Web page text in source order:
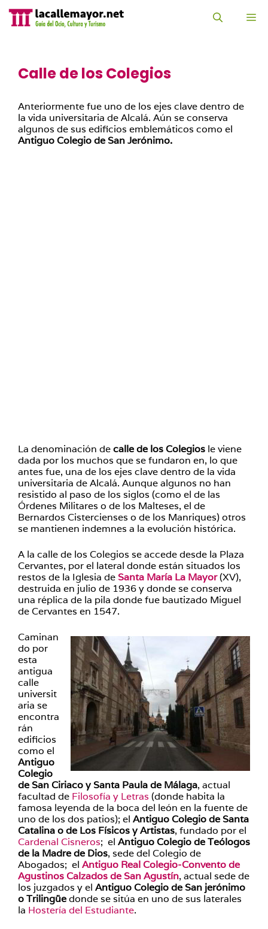
contenido
Calle de los Colegios
Anteriormente fue uno de los ejes clave dentro de
la vida universitaria de Alcalá. Aún se conserva
algunos de sus edificios emblemáticos como el
Antiguo Colegio de San Jerónimo.
La denominación decalle de los Colegios le viene
dada por los muchos que se fundaron en, lo que
antes fue, una de los ejes clave dentro de la vida
universitaria de Alcalá. Aunque algunos no han
resistido al paso de los siglos (como el de las
Órdenes Militares o de los Malteses, el de
Bernardos Cistercienses o de los Manriques) otros
se mantienen indemnes a la evolución histórica.
A la calle de los Colegios se accede desde la Plaza
Cervantes, por el lateral donde están situados los
restos de la Iglesia de Santa María La Mayor(XV),
destruida en julio de 1936 y donde se conserva
una réplica de la pila donde fue bautizado Miguel
de Cervantes en 1547.
Caminan
do por
esta
antigua
calle
universit
aria se
encontra
rán
edificios
como el
Antiguo
Colegio
de San Ciriaco y Santa Paula de Málaga, actual
facultad de Filosofía y Letras (donde habita la
famosa leyenda de la boca del león en la fuente de
uno de los dos patios); el Antiguo Colegio de Santa
Catalina o de Los Físicos y Artistas, fundado por el
Cardenal Cisneros; el Antiguo Colegio de Teólogos
de la Madre de Dios, sede del Colegio de
Abogados; el Antiguo Real Colegio-Convento de
Agustinos Calzados de San Agustín, actual sede de
los juzgados y el Antiguo Colegio de San jerónimo
o Trilingüedonde se sitúa en uno de sus laterales
la Hostería del Estudiante.